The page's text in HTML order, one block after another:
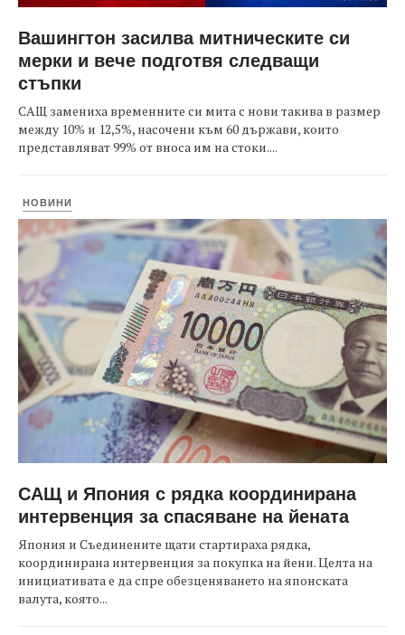
Вашингтон засилва митническите си
мерки и вече подготвя следващи
стъпки
САЩ замениха временните си мита с нови такива в размер
между 10% и 12,5%, насочени към 60 държави, които
представляват 99% от вноса им на стоки....
НОВИНИ
САЩ и Япония с рядка координирана
интервенция за спасяване на йената
Япония и Съединените щати стартираха рядка,
координирана интервенция за покупка на йени. Целта на
инициативата е да спре обезценяването на японската
валута, която...